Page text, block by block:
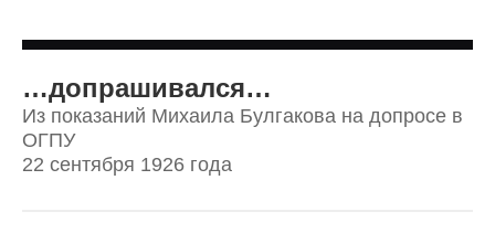
…допрашивался…
Из показаний Михаила Булгакова на допросе в
ОГПУ
22 сентября 1926 года